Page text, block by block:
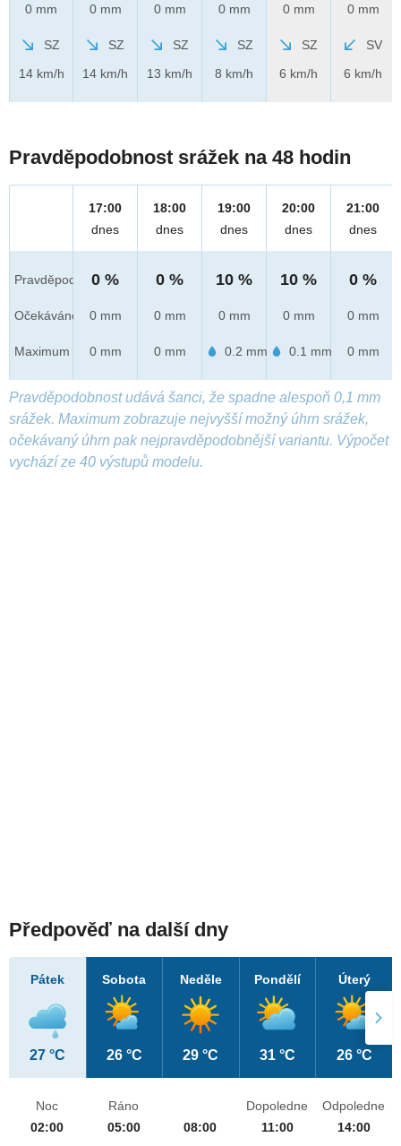
0 mm
SZ
14 km/h
0 mm
SZ
14 km/h
0 mm
SZ
13 km/h
0 mm
SZ
8 km/h
0 mm
SZ
6 km/h
0 mm
SV
6 km/h
Pravděpodobnost srážek na 48 hodin
Pravděpod.
Očekáváno
Maximum
17:00
dnes
0 %
0 mm
0 mm
18:00
dnes
0 %
0 mm
0 mm
19:00
dnes
10 %
0 mm
0.2 mm
20:00
dnes
10 %
0 mm
0.1 mm
21:00
dnes
0 %
0 mm
0 mm
Pravděpodobnost udává šanci, že spadne alespoň 0,1 mm
srážek. Maximum zobrazuje nejvyšší možný úhrn srážek,
očekávaný úhrn pak nejpravděpodobnější variantu. Výpočet
vychází ze 40 výstupů modelu.
Předpověď na další dny
Pátek
27 °C
Sobota
26 °C
Neděle
29 °C
Pondělí
31 °C
Úterý
26 °C
Noc
02:00
Ráno
05:00
08:00
Dopoledne
11:00
Odpoledne
14:00